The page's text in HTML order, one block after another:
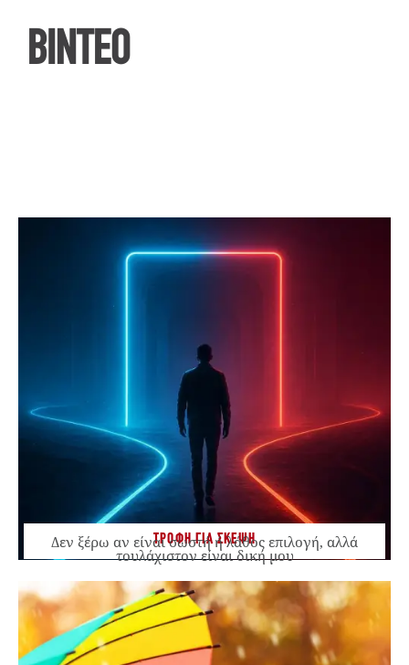
ΒΙΝΤΕΟ
ΤΡΟΦΗ ΓΙΑ ΣΚΕΨΗ
Δεν ξέρω αν είναι σωστή ή λάθος επιλογή, αλλά
τουλάχιστον είναι δική μου